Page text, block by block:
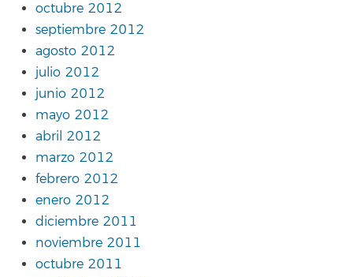
octubre 2012
septiembre 2012
agosto 2012
julio 2012
junio 2012
mayo 2012
abril 2012
marzo 2012
febrero 2012
enero 2012
diciembre 2011
noviembre 2011
octubre 2011